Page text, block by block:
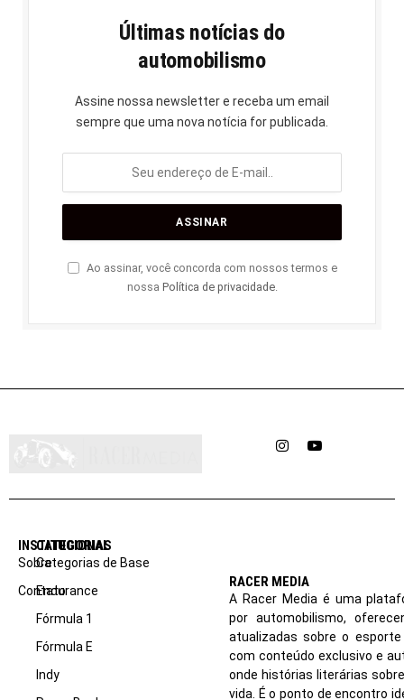
Últimas notícias do
automobilismo
Assine nossa newsletter e receba um email
sempre que uma nova notícia for publicada.
Ao assinar, você concorda com nossos termos e
nossa Política de privacidade.
InstagramYouTube
INSTITUCIONAL
Sobre
Contato
CATEGORIAS
Categorias de Base
Endurance
Fórmula 1
Fórmula E
Indy
RACER MEDIA
A Racer Media é uma
por automobilismo,
atualizadas sobre o
com conteúdo exclusivo e
onde histórias literárias
vida. É o ponto de encontro